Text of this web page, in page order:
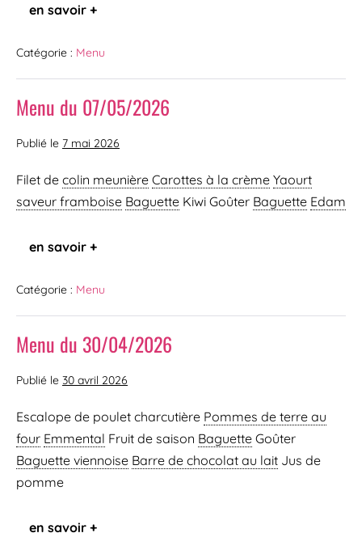
en savoir +
Catégorie : Menu
Menu du 07/05/2026
Publié le 7 mai 2026
Filet de colin meunière Carottes à la crème Yaourt
saveur framboise Baguette Kiwi Goûter Baguette Edam
en savoir +
Catégorie : Menu
Menu du 30/04/2026
Publié le 30 avril 2026
Escalope de poulet charcutière Pommes de terre au
four Emmental Fruit de saison Baguette Goûter
Baguette viennoise Barre de chocolat au lait Jus de
pomme
en savoir +